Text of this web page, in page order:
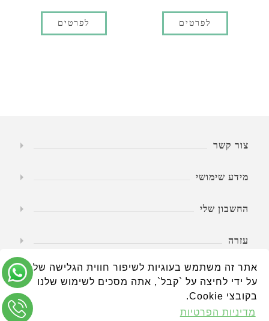
אתר זה משתמש בעוגיות לשיפור חווית הגלישה שלך.
על ידי לחיצה על `קבל`, אתה מסכים לשימוש שלנו
בקובצי Cookie.
מדיניות הפרטיות
לפרטים לפרטים
צור קשר
מידע שימושי
החשבון שלי
עזרה
שעות פעילות